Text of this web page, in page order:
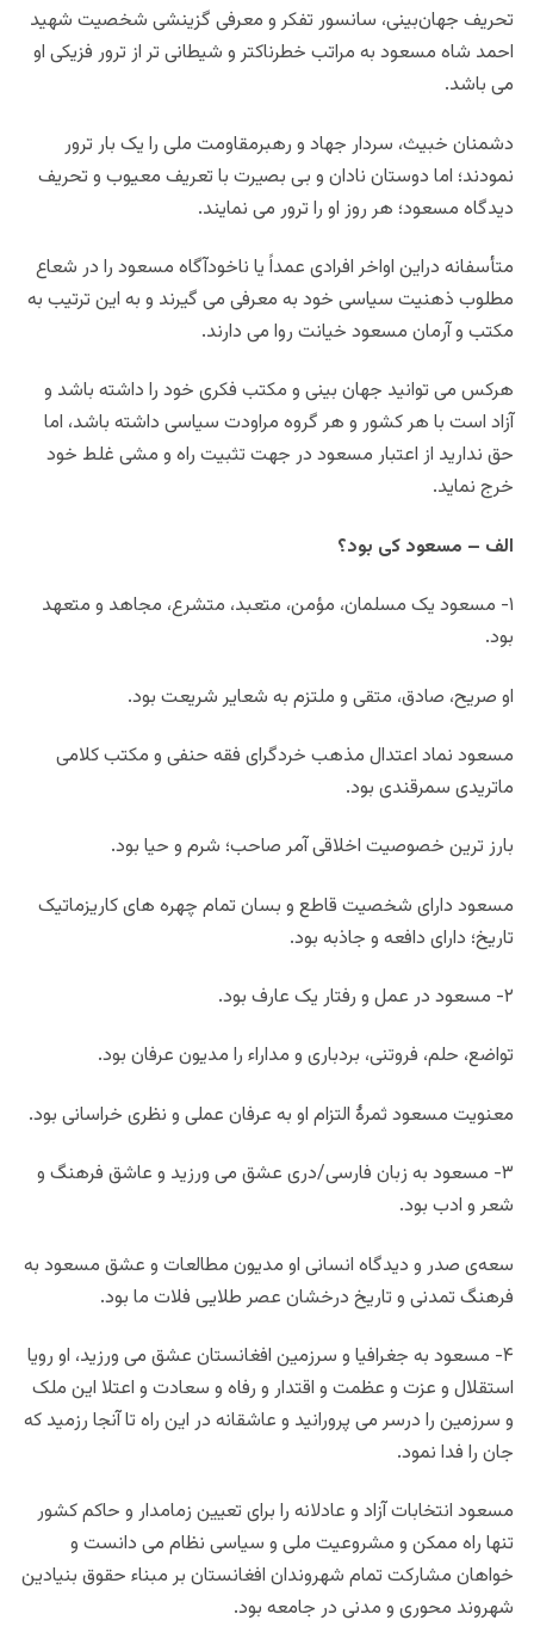
تحريف جهان‌بینی، سانسور تفكر و معرفی گزینشی شخصيت شهيد
احمد شاه مسعود به مراتب خطرناکتر و شيطانى تر از ترور فزيكى او
مى باشد.
دشمنان خبيث، سردار جهاد و رهبرمقاومت ملى را یک بار ترور
نمودند؛ اما دوستان نادان و بى بصيرت با تعريف معیوب و تحريف
ديدگاه مسعود؛ هر روز او را ترور مى نمايند.
متأسفانه دراین اواخر افرادی عمداً یا ناخودآگاه مسعود را در شعاع
مطلوب ذهنیت سیاسی خود به معرفی می گیرند و به این ترتیب به
مکتب و آرمان مسعود خیانت روا می دارند.
هرکس مى توانيد جهان بينى و مكتب فكرى خود را داشته باشد‌ و
آزاد است با هر كشور و هر گروه مراودت سیاسی داشته باشد، اما
حق نداريد از اعتبار مسعود در جهت تثبيت راه و مشی غلط خود
خرج نماید.
الف – مسعود کی بود؟
۱- مسعود یک مسلمان، مؤمن، متعبد، متشرع، مجاهد و متعهد
بود.
او صريح، صادق، متقى و ملتزم به شعایر شریعت بود.
مسعود نماد اعتدال مذهب خردگرای فقه حنفی و مکتب کلامی
ماتریدی سمرقندی بود.
بارز ترین خصوصیت اخلاقی آمر صاحب؛ شرم و حیا بود.
مسعود دارای شخصیت قاطع و بسان تمام چهره های کاریزماتیک
تاریخ؛ دارای دافعه و جاذبه بود.
۲- مسعود در عمل و رفتار یک عارف بود.
تواضع، حلم، فروتنی، بردباری و مداراء را مدیون عرفان بود.
معنویت مسعود ثمرهٔ التزام او به عرفان عملی و نظری خراسانی بود.
۳- مسعود به زبان فارسی/دری عشق می ورزید و عاشق فرهنگ و
شعر و ادب بود.
سعه‌ی صدر و دیدگاه انسانی او مدیون مطالعات و عشق مسعود به
فرهنگ تمدنی و تاریخ درخشان عصر طلایی فلات ما بود.
۴- مسعود به جغرافیا و سرزمین افغانستان عشق می ورزید، او رویا
استقلال و عزت و عظمت و اقتدار و رفاه و سعادت و اعتلا این ملک
و سرزمین را درسر می پرورانید و عاشقانه در این راه تا آنجا رزمید که
جان را فدا نمود.
مسعود انتخابات آزاد و عادلانه را برای تعیین زمامدار و حاکم کشور
تنها راه ممکن و مشروعیت ملی و سیاسی نظام می دانست و
خواهان مشارکت تمام شهروندان افغانستان بر مبناء حقوق بنیادین
شهروند محوری و مدنی در جامعه بود.